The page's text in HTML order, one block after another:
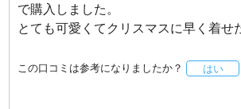
で購入しました。
とても可愛くてクリスマスに早く着せ
この口コミは参考になりましたか？ はい